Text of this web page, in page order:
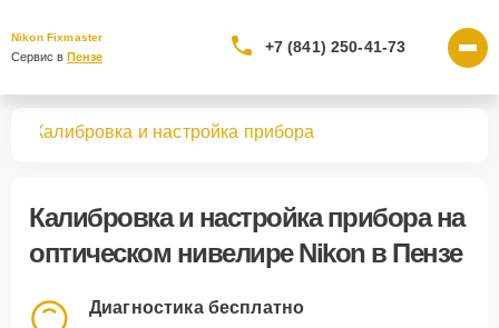
Nikon Fixmaster
Сервис в Пензе
+7 (841) 250-41-73
Калибровка и настройка прибора
Калибровка и настройка приборана
оптическом нивелире Nikon в Пензе
Диагностика бесплатно